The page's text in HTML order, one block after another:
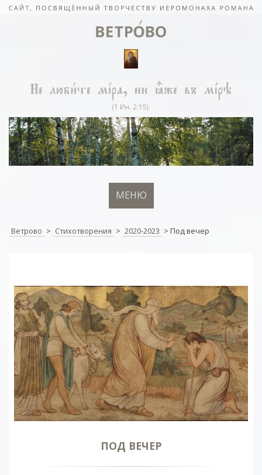
МЕНЮ
Ветрово > Стихотворения > 2020-2023 > Под вечер
ПОД ВЕЧЕР